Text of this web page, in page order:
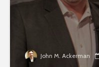
John M. Ackerman